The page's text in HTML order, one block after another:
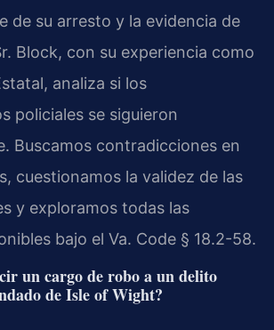
de su arresto y la evidencia de
Block, con su experiencia como
analiza si los
policiales se siguieron
Buscamos contradicciones en
cuestionamos la validez de las
y exploramos todas las
bajo el Va. Code § 18.2-58.
un cargo de robo a un delito
de Isle of Wight?